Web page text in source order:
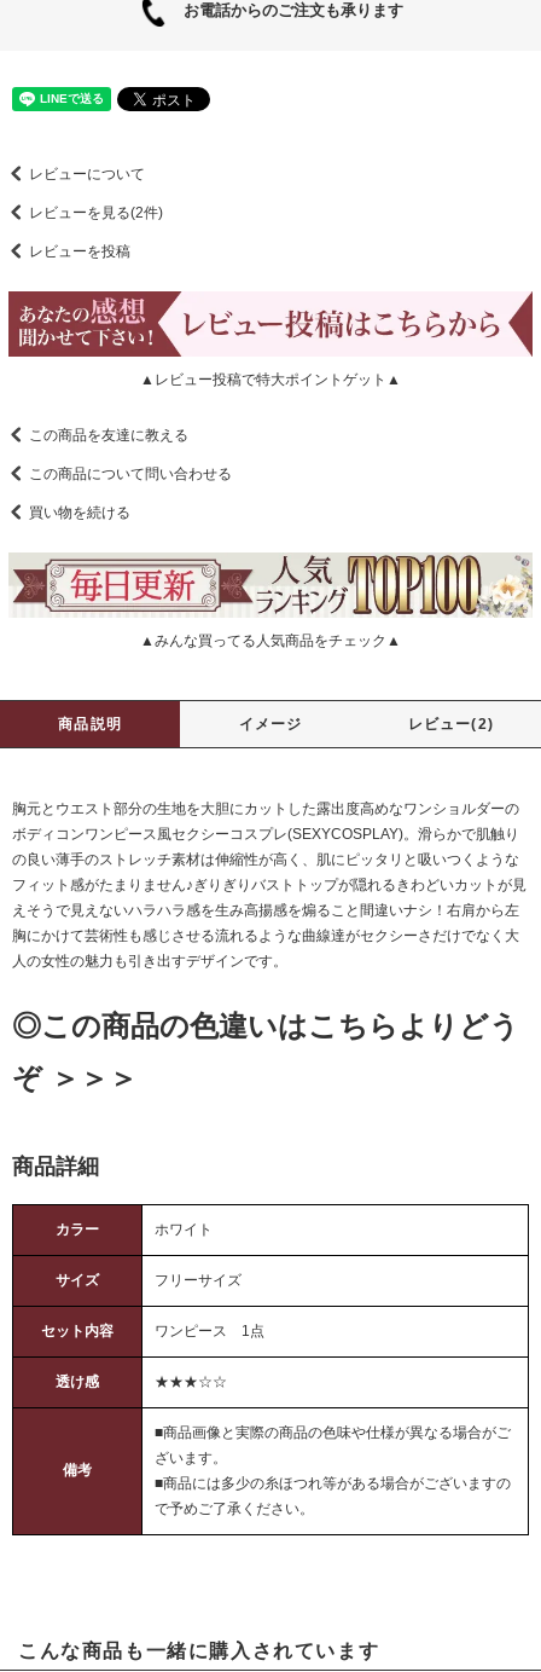
お電話からのご注文も承ります
レビューについて
レビューを見る(2件)
レビューを投稿
▲レビュー投稿で特大ポイントゲット▲
この商品を友達に教える
この商品について問い合わせる
買い物を続ける
▲みんな買ってる人気商品をチェック▲
商品説明 イメージ レビュー(2)
胸元とウエスト部分の生地を大胆にカットした露出度高めなワンショルダーの
ボディコンワンピース風セクシーコスプレ(SEXYCOSPLAY)。滑らかで肌触り
の良い薄手のストレッチ素材は伸縮性が高く、肌にピッタリと吸いつくような
フィット感がたまりません♪ぎりぎりバストトップが隠れるきわどいカットが見
えそうで見えないハラハラ感を生み高揚感を煽ること間違いナシ！右肩から左
胸にかけて芸術性も感じさせる流れるような曲線達がセクシーさだけでなく大
人の女性の魅力も引き出すデザインです。
◎この商品の色違いはこちらよりどう
ぞ ＞＞＞
商品詳細
カラー ホワイト
サイズ フリーサイズ
セット内容 ワンピース 1点
透け感 ★★★☆☆
備考
■商品画像と実際の商品の色味や仕様が異なる場合がご
ざいます。
■商品には多少の糸ほつれ等がある場合がございますの
で予めご了承ください。
こんな商品も一緒に購入されています